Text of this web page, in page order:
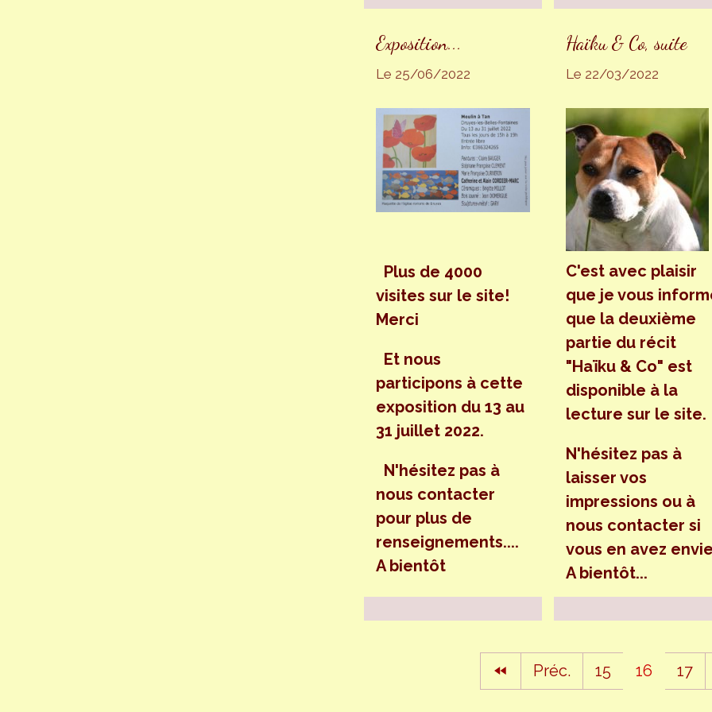
Exposition...
Le 25/06/2022
Plus de 4000
visites sur le site!
Merci
Et nous
participons à cette
exposition du 13 au
31 juillet 2022.
N'hésitez pas à
nous contacter
pour plus de
renseignements....
A bientôt
Haïku & Co, suite
Le 22/03/2022
C'est avec plaisir
que je vous
que la deuxième
partie du récit
"Haïku & Co" est
disponible à la
lecture sur le site.
N'hésitez pas à
laisser vos
impressions ou à
nous contacter si
vous en avez
A bientôt...
Préc. 15 16 17